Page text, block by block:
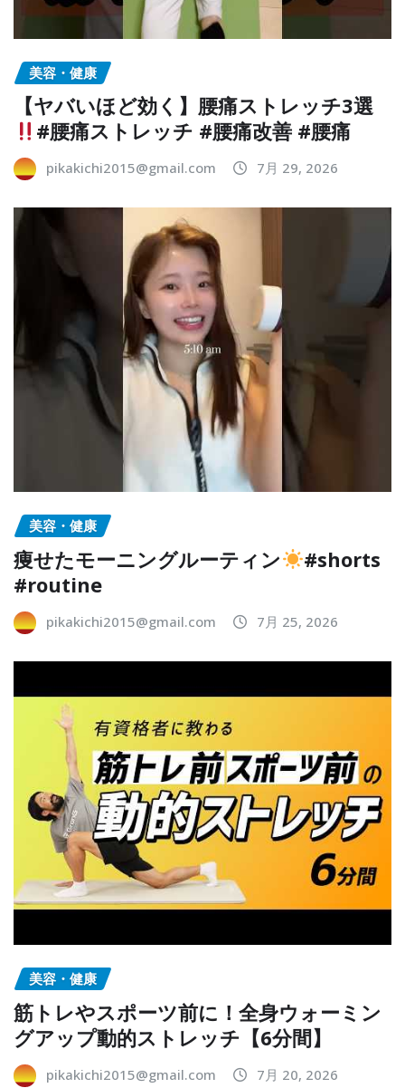
美容・健康
【ヤバいほど効く】腰痛ストレッチ3選
#腰痛ストレッチ #腰痛改善 #腰痛
pikakichi2015@gmail.com 7月 29, 2026
美容・健康
痩せたモーニングルーティン
#shorts
#routine
pikakichi2015@gmail.com 7月 25, 2026
美容・健康
筋トレやスポーツ前に！全身ウォーミン
グアップ動的ストレッチ【6分間】
pikakichi2015@gmail.com 7月 20, 2026